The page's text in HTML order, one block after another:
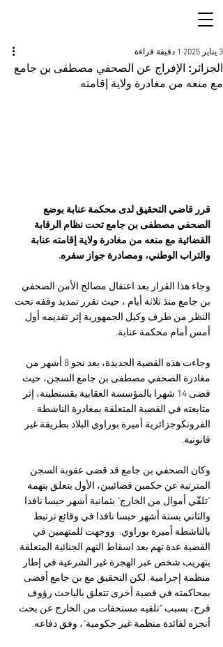
الجزائر: الإفراج عن الصحفي مصطفى بن جامع
مع منعه من مغادرة ولاية إقامته
3 يناير 2025 1 دقيقة قراءة
قرر قاضي التحقيق لدى محكمة عنابة بوضع
الصحفي مصطفى بن جامع تحت نظام الرقابة
القضائية مع منعه من مغادرة ولاية إقامته عنابة
والتراب الوطني، ومصادرة جواز سفره.
‏وجاء هذا القرار ‏بعد اعتقال مصالح الأمن الصحفي
بن جامع منذ ثلاثة أيام ، حيث تقرر تمديد وقفه تحت
النظر من طرف وكيل الجمهورية إثر ‏تقديمه أول
أمس أمام محكمة عنابة.
وجاءت هذه القضية الجديدة، بعد نحو 8 أشهر من
مغادرة الصحفي مصطفى بن جامع السجن، حيث
قضى 14 شهرا بالمؤسسة العقابية بقسنطينة، إثر
متابعته في القضية المتعلقة بمغادرة الناشطة
الفرونكوجزائرية أميرة بوراوي البلاد بطريقة غير
قانونية.
وكان الصحفي بن جامع قد قضى عقوبة السجن
المترتبة عن حكمين قضائيين، الأول يتعلق بتهمة
"تلقّي أموال من الخارج" بثمانية أشهر حبسا نافذا
والثاني بستة أشهر حبسا نافذا في وقائع ترتبط
بالناشطة أميرة بوراوي.  ووجهت للمتهمين في
القضية عدة تهم بعد اسقاط التهم الجنائية المتعلقة
بتهريب شخص عبر الهجرة غير الشرعية في إطار
منظمة إجرامية. لكن التحقيق مع بن جامع أفضى
بمحاكمته في قضية أخرى تتعلق بالباحث رؤوف
فرح، بسبب "تلقيه مستحقات من الخارج عن بحث
أنجزه لفائدة منظمة غير حكومية"، وفق دفاعه.